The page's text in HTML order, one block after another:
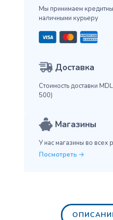
Мы принимаем
наличными курьеру
Доставка
Стоимость доставки
500)
Магазины
У нас магазины во всех
Посмотреть